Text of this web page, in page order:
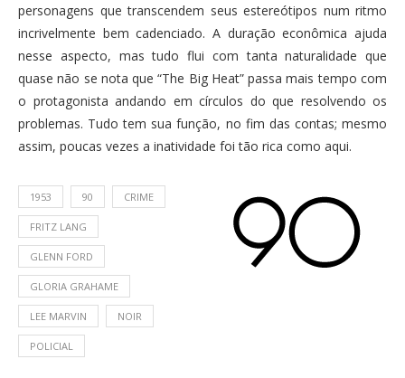
personagens que transcendem seus estereótipos num ritmo
incrivelmente bem cadenciado. A duração econômica ajuda
nesse aspecto, mas tudo flui com tanta naturalidade que
quase não se nota que “The Big Heat” passa mais tempo com
o protagonista andando em círculos do que resolvendo os
problemas. Tudo tem sua função, no fim das contas; mesmo
assim, poucas vezes a inatividade foi tão rica como aqui.
1953 90 CRIME
FRITZ LANG
GLENN FORD
GLORIA GRAHAME
LEE MARVIN NOIR
POLICIAL